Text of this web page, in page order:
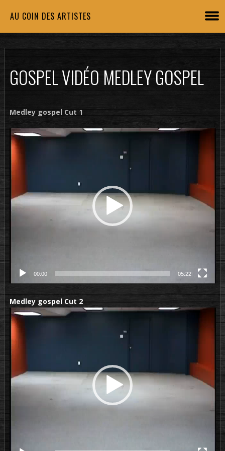
AU COIN DES ARTISTES
GOSPEL VIDÉO MEDLEY GOSPEL
Medley gospel Cut 1
Lecteur
vidéo
00:00 05:22
Medley gospel Cut 2
Lecteur
vidéo